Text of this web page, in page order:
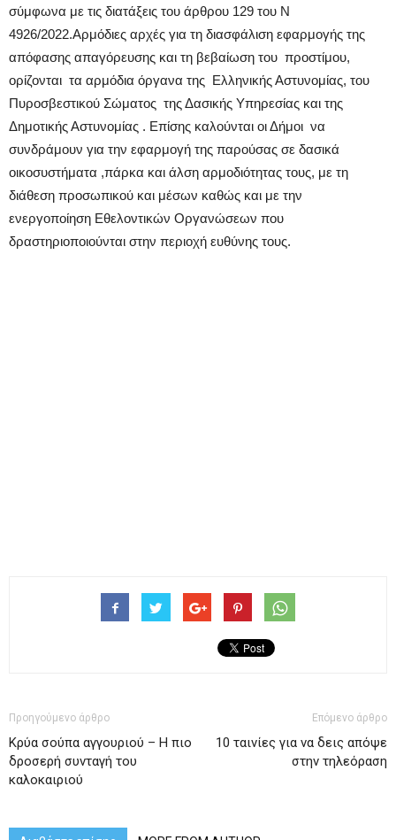
σύμφωνα με τις διατάξεις του άρθρου 129 του Ν
4926/2022.Αρμόδιες αρχές για τη διασφάλιση εφαρμογής της
απόφασης απαγόρευσης και τη βεβαίωση του προστίμου,
ορίζονται τα αρμόδια όργανα της Ελληνικής Αστυνομίας, του
Πυροσβεστικού Σώματος της Δασικής Υπηρεσίας και της
Δημοτικής Αστυνομίας . Επίσης καλούνται οι Δήμοι να
συνδράμουν για την εφαρμογή της παρούσας σε δασικά
οικοσυστήματα ,πάρκα και άλση αρμοδιότητας τους, με τη
διάθεση προσωπικού και μέσων καθώς και με την
ενεργοποίηση Εθελοντικών Οργανώσεων που
δραστηριοποιούνται στην περιοχή ευθύνης τους.
Προηγούμενο άρθρο
Κρύα σούπα αγγουριού – Η πιο
δροσερή συνταγή του
καλοκαιριού
Επόμενο άρθρο
10 ταινίες για να δεις απόψε
στην τηλεόραση